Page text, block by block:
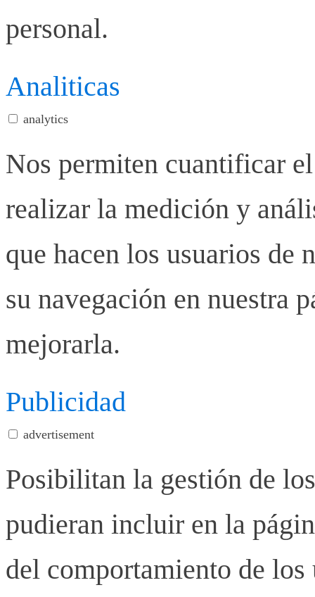
personal.
Analiticas
analytics
Nos permiten cuantificar
realizar la medición y
que hacen los usuarios de
su navegación en nuestra
mejorarla.
Publicidad
advertisement
Posibilitan la gestión de
pudieran incluir en la
del comportamiento de los